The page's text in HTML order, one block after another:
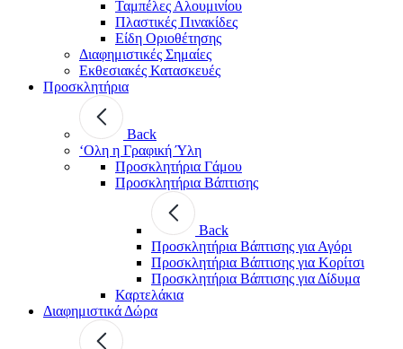
Ταμπέλες Αλουμινίου
Πλαστικές Πινακίδες
Είδη Οριοθέτησης
Διαφημιστικές Σημαίες
Εκθεσιακές Κατασκευές
Προσκλητήρια
Back
‘Ολη η Γραφική Ύλη
Προσκλητήρια Γάμου
Προσκλητήρια Βάπτισης
Back
Προσκλητήρια Βάπτισης για Αγόρι
Προσκλητήρια Βάπτισης για Κορίτσι
Προσκλητήρια Βάπτισης για Δίδυμα
Καρτελάκια
Διαφημιστικά Δώρα